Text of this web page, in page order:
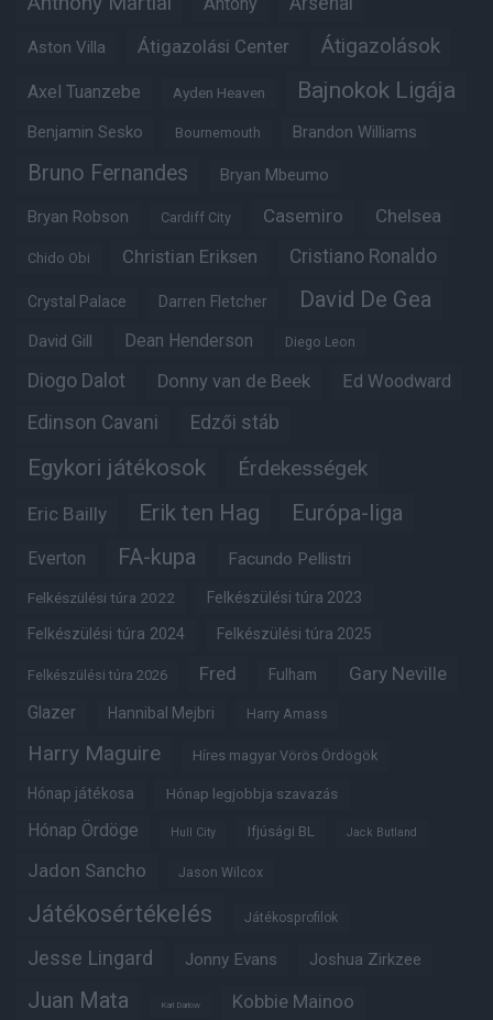
Aston Villa Átigazolási Center Átigazolások
Axel Tuanzebe Ayden Heaven Bajnokok Ligája
Benjamin Sesko Bournemouth Brandon Williams
Bruno Fernandes Bryan Mbeumo
Bryan Robson Cardiff City Casemiro Chelsea
Chido Obi Christian Eriksen Cristiano Ronaldo
Crystal Palace Darren Fletcher David De Gea
David Gill Dean Henderson Diego Leon
Diogo Dalot Donny van de Beek Ed Woodward
Edinson Cavani Edzői stáb
Egykori játékosok Érdekességek
Eric Bailly Erik ten Hag Európa-liga
Everton FA-kupa Facundo Pellistri
Felkészülési túra 2022 Felkészülési túra 2023
Felkészülési túra 2024 Felkészülési túra 2025
Felkészülési túra 2026 Fred Fulham Gary Neville
Glazer Hannibal Mejbri Harry Amass
Harry Maguire Híres magyar Vörös Ördögök
Hónap játékosa Hónap legjobbja szavazás
Hónap Ördöge Hull City Ifjúsági BL Jack Butland
Jadon Sancho Jason Wilcox
Játékosértékelés Játékosprofilok
Jesse Lingard Jonny Evans Joshua Zirkzee
Juan Mata Karl Darlow Kobbie Mainoo